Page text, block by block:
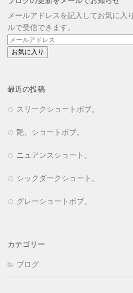
メールアドレスを記入してお気に入
ルで受信できます。
メ
ー
ド
ス
最近の投稿
スリークショートボブ。
艶、ショートボブ。
ニュアンスショート。
シックダークショート。
グレーショートボブ。
カテゴリー
ブログ